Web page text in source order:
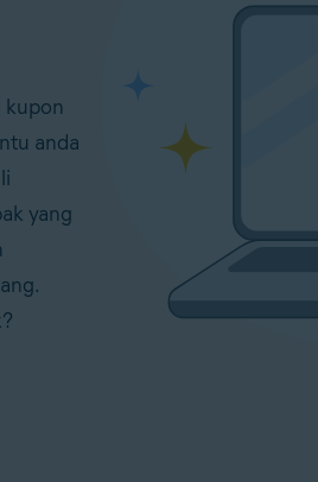
kupon
anda
yang